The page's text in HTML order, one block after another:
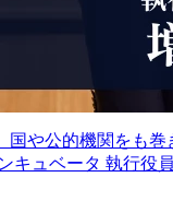
国や公的機関をも
キュベータ 執行役